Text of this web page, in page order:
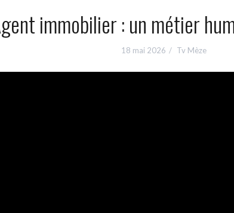
immobilier : un métier
18 mai 2026 Tv Mèze